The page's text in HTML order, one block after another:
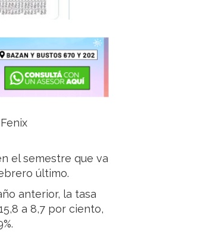
el semestre que va
último.
anterior, la tasa
a 8,7 por ciento,